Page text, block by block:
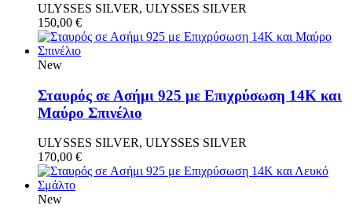
ULYSSES SILVER, ULYSSES SILVER
150,00 €
New
Σταυρός σε Ασήμι 925 με Επιχρύσωση 14Κ και
Μαύρο Σπινέλιο
ULYSSES SILVER, ULYSSES SILVER
170,00 €
New